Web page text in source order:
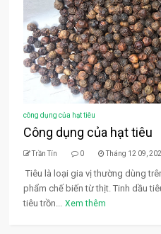
công dụng của hạt tiêu
Công dụng của hạt tiêu
Trần Tín 0 Tháng 12 09,
Tiêu là loại gia vị thường dùng
phẩm chế biến từ thịt. Tinh dầu
tiêu trồn... Xem thêm